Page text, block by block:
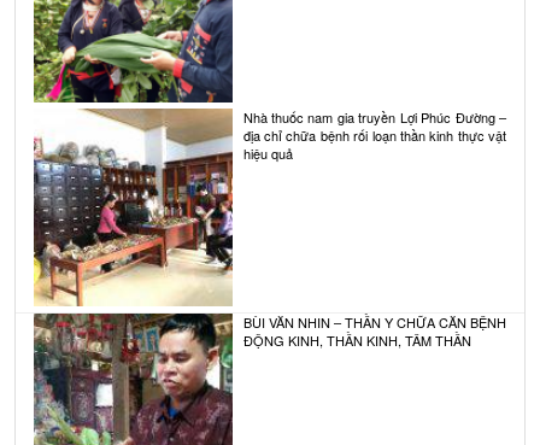
Nhà thuốc nam gia truyền Lợi Phúc Đường –
địa chỉ chữa bệnh rối loạn thần kinh thực vật
hiệu quả
BÙI VĂN NHIN – THẦN Y CHỮA CĂN BỆNH
ĐỘNG KINH, THẦN KINH, TÂM THẦN